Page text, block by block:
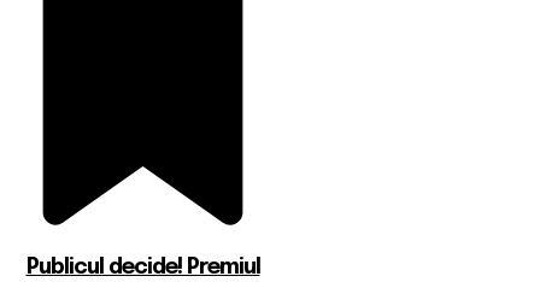
Publicul decide! Premiul